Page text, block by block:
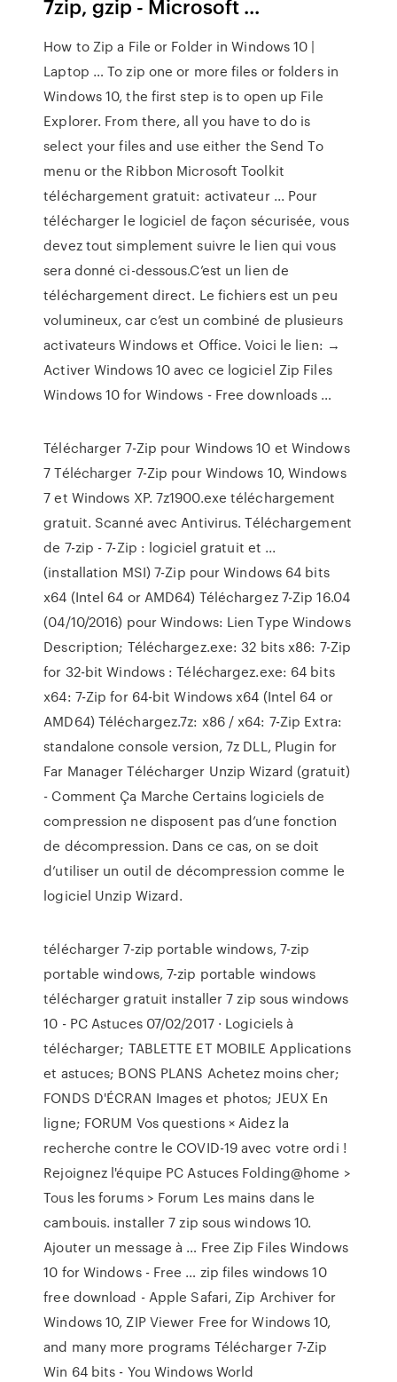
7zip, gzip - Microsoft ...
How to Zip a File or Folder in Windows 10 |
Laptop … To zip one or more files or folders in
Windows 10, the first step is to open up File
Explorer. From there, all you have to do is
select your files and use either the Send To
menu or the Ribbon Microsoft Toolkit
téléchargement gratuit: activateur ... Pour
télécharger le logiciel de façon sécurisée, vous
devez tout simplement suivre le lien qui vous
sera donné ci-dessous.C’est un lien de
téléchargement direct. Le fichiers est un peu
volumineux, car c’est un combiné de plusieurs
activateurs Windows et Office. Voici le lien: →
Activer Windows 10 avec ce logiciel Zip Files
Windows 10 for Windows - Free downloads …
Télécharger 7-Zip pour Windows 10 et Windows
7 Télécharger 7-Zip pour Windows 10, Windows
7 et Windows XP. 7z1900.exe téléchargement
gratuit. Scanné avec Antivirus. Téléchargement
de 7-zip - 7-Zip : logiciel gratuit et ...
(installation MSI) 7-Zip pour Windows 64 bits
x64 (Intel 64 or AMD64) Téléchargez 7-Zip 16.04
(04/10/2016) pour Windows: Lien Type Windows
Description; Téléchargez.exe: 32 bits x86: 7-Zip
for 32-bit Windows : Téléchargez.exe: 64 bits
x64: 7-Zip for 64-bit Windows x64 (Intel 64 or
AMD64) Téléchargez.7z: x86 / x64: 7-Zip Extra:
standalone console version, 7z DLL, Plugin for
Far Manager Télécharger Unzip Wizard (gratuit)
- Comment Ça Marche Certains logiciels de
compression ne disposent pas d’une fonction
de décompression. Dans ce cas, on se doit
d’utiliser un outil de décompression comme le
logiciel Unzip Wizard.
télécharger 7-zip portable windows, 7-zip
portable windows, 7-zip portable windows
télécharger gratuit installer 7 zip sous windows
10 - PC Astuces 07/02/2017 · Logiciels à
télécharger; TABLETTE ET MOBILE Applications
et astuces; BONS PLANS Achetez moins cher;
FONDS D'ÉCRAN Images et photos; JEUX En
ligne; FORUM Vos questions × Aidez la
recherche contre le COVID-19 avec votre ordi !
Rejoignez l'équipe PC Astuces Folding@home >
Tous les forums > Forum Les mains dans le
cambouis. installer 7 zip sous windows 10.
Ajouter un message à … Free Zip Files Windows
10 for Windows - Free … zip files windows 10
free download - Apple Safari, Zip Archiver for
Windows 10, ZIP Viewer Free for Windows 10,
and many more programs Télécharger 7-Zip
Win 64 bits - You Windows World